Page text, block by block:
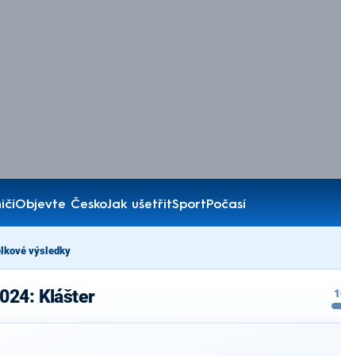
Objevte ČeskoJak ušetřitSportPočasí
výsledky
Klášter